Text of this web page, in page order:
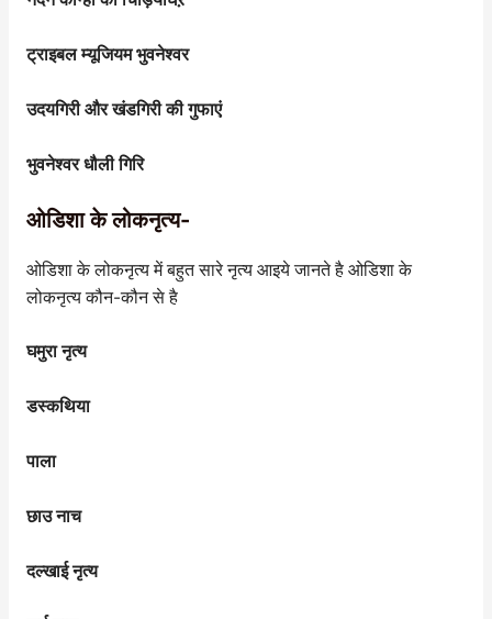
ट्राइबल म्यूजियम भुवनेश्वर
उदयगिरी और खंडगिरी की गुफाएं
भुवनेश्वर धौली गिरि
ओडिशा के लोकनृत्य-
ओडिशा के लोकनृत्य में बहुत सारे नृत्य आइये जानते है ओडिशा के
लोकनृत्य कौन-कौन से है
घमुरा नृत्य
डस्कथिया
पाला
छाउ नाच
दल्खाई नृत्य